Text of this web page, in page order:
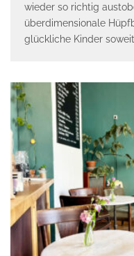
wieder so richtig
überdimensionale
glückliche Kinder